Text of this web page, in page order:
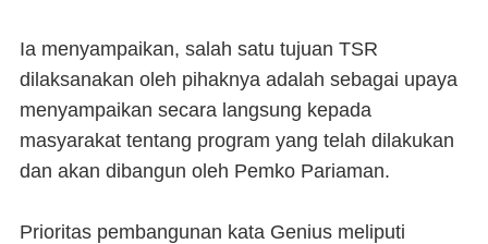
Ia menyampaikan, salah satu tujuan TSR
dilaksanakan oleh pihaknya adalah sebagai upaya
menyampaikan secara langsung kepada
masyarakat tentang program yang telah dilakukan
dan akan dibangun oleh Pemko Pariaman.
Prioritas pembangunan kata Genius meliputi